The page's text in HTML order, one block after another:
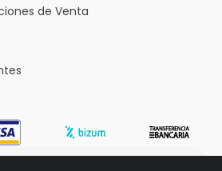
de Venta